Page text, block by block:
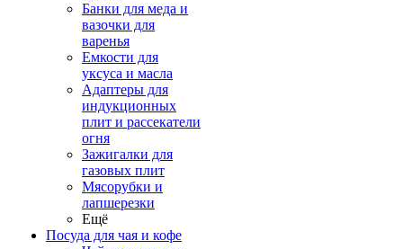
Банки для меда и
вазочки для
варенья
Емкости для
уксуса и масла
Адаптеры для
индукционных
плит и рассекатели
огня
Зажигалки для
газовых плит
Мясорубки и
лапшерезки
Ещё
Посуда для чая и кофе